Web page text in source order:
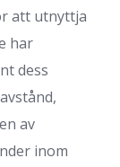
att utnyttja
har
dess
av
inom